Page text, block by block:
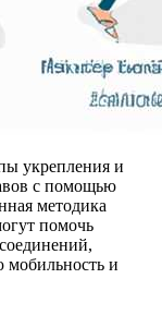
укрепления и
с помощью
методика
помочь
мобильность и